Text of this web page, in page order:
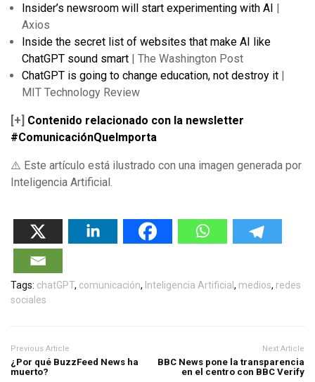
Insider’s newsroom will start experimenting with AI |
Axios
Inside the secret list of websites that make AI like
ChatGPT sound smart | The Washington Post
ChatGPT is going to change education, not destroy it |
MIT Technology Review
[+] Contenido relacionado con la newsletter
#ComunicaciónQueImporta
⚠️ Este artículo está ilustrado con una imagen generada por
Inteligencia Artificial.
Tags: chatGPT, comunicación, Inteligencia Artificial , medios, redes
sociales
Previous Article
¿Por qué BuzzFeed News ha
muerto?
Next Article
BBC News pone la transparencia
en el centro con BBC Verify